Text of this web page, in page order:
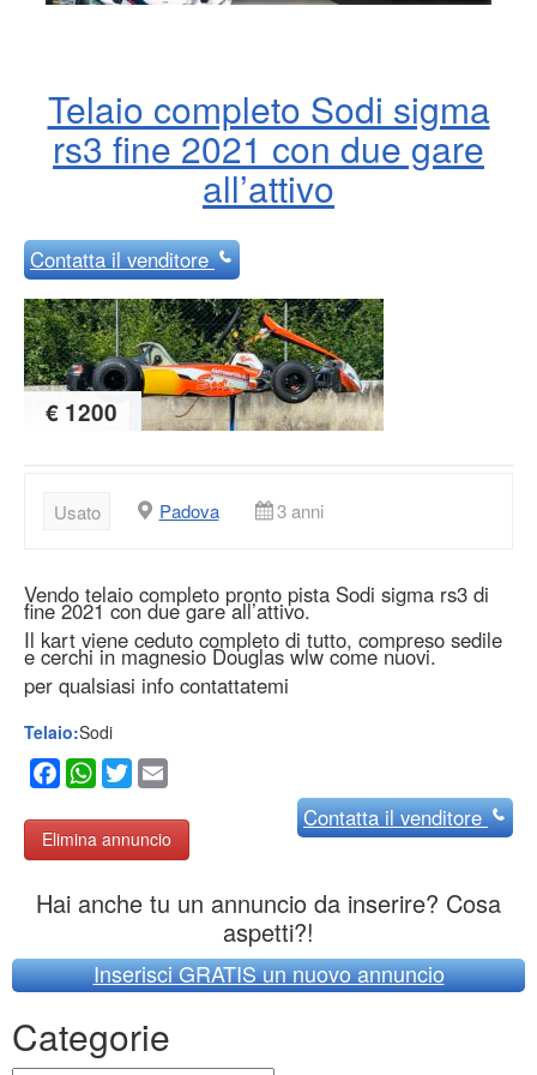
Telaio completo Sodi sigma
rs3 fine 2021 con due gare
all’attivo
Contattail venditore
€ 1200
Usato Padova 3 anni
Vendo telaio completo pronto pista Sodi sigma rs3 di
fine 2021 con due gare all’attivo.
Il kart viene ceduto completo di tutto, compreso sedile
e cerchi in magnesio Douglas wlw come nuovi.
per qualsiasi info contattatemi
Telaio:Sodi
Facebook
WhatsApp
Twitter
Elimina annuncio
Contattail venditore
Hai anche tu un annuncio da inserire? Cosa
aspetti?!
Inserisci GRATIS un nuovo annuncio
Categorie